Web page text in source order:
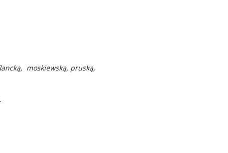
moskiewską, pruską,